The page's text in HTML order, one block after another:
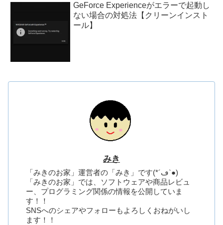
GeForce Experienceがエラーで起動し
ない場合の対処法【クリーンインスト
ール】
みき
「みきのお家」運営者の「みき」です(*´ڡ`●)
「みきのお家」では、ソフトウェアや商品レビュ
ー、プログラミング関係の情報を公開していま
す！！
SNSへのシェアやフォローもよろしくおねがいし
ます！！